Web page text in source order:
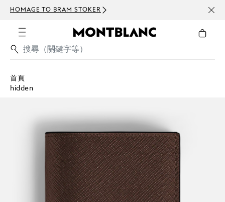
HOMAGE TO BRAM STOKER 訂閱
首頁
hidden